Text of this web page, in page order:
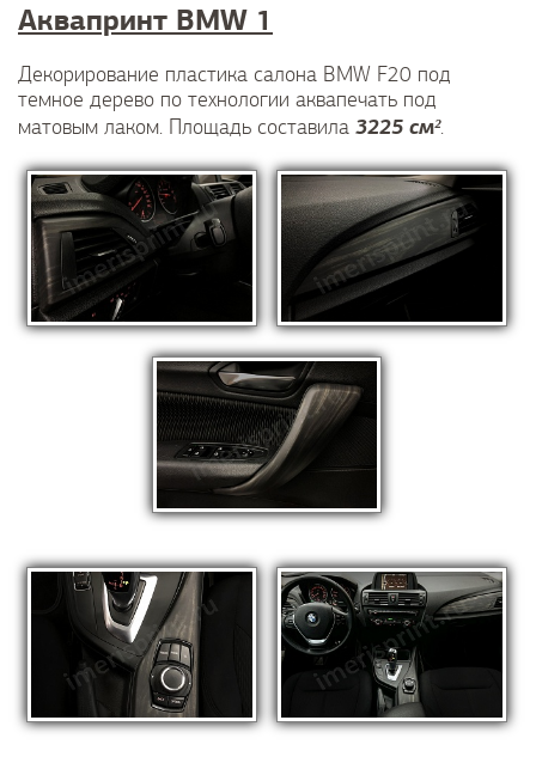
Аквапринт BMW 1
Декорирование пластика салона BMW F20 под
темное дерево по технологии аквапечать под
матовым лаком. Площадь составила 3225 см².